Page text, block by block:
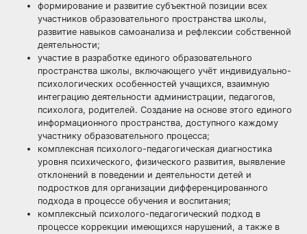
формирование и развитие субъектной позиции всех
участников образовательного пространства школы,
развитие навыков самоанализа и рефлексии собственной
деятельности;
участие в разработке единого образовательного
пространства школы, включающего учёт индивидуально-
психологических особенностей учащихся, взаимную
интеграцию деятельности администрации, педагогов,
психолога, родителей. Создание на основе этого единого
информационного пространства, доступного каждому
участнику образовательного процесса;
комплексная психолого-педагогическая диагностика
уровня психического, физического развития, выявление
отклонений в поведении и деятельности детей и
подростков для организации дифференцированного
подхода в процессе обучения и воспитания;
комплексный психолого-педагогический подход в
процессе коррекции имеющихся нарушений, а также в